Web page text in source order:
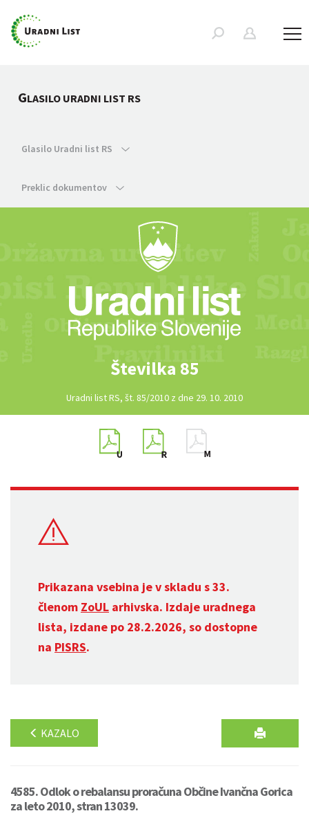
GLASILO URADNI LIST RS
Glasilo Uradni list RS
Preklic dokumentov
Številka 85
Uradni list RS, št. 85/2010 z dne 29. 10. 2010
Prikazana vsebina je v skladu s 33.
členom ZoUL arhivska. Izdaje uradnega
lista, izdane po 28.2.2026, so dostopne
na PISRS.
KAZALO
4585. Odlok o rebalansu proračuna Občine Ivančna Gorica
za leto 2010, stran 13039.